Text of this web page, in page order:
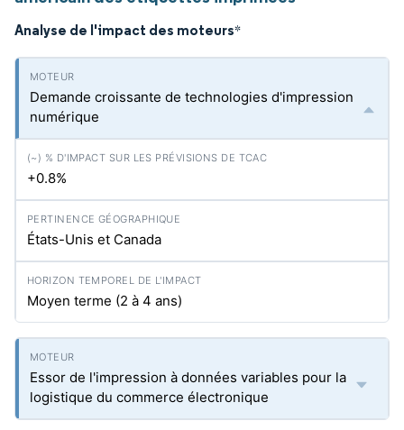
Analyse de l'impact des moteurs*
Demande croissante de technologies d'impression
numérique
+0.8%
États-Unis et Canada
Moyen terme (2 à 4 ans)
Essor de l'impression à données variables pour la
logistique du commerce électronique